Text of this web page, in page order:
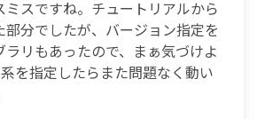
ミスですね。チュートリアルから
部分でしたが、バージョン指定を
ラリもあったので、まぁ気づけよ
を指定したらまた問題なく動い